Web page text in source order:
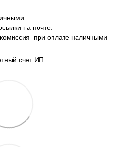
на почте.
при оплате наличными
счет ИП